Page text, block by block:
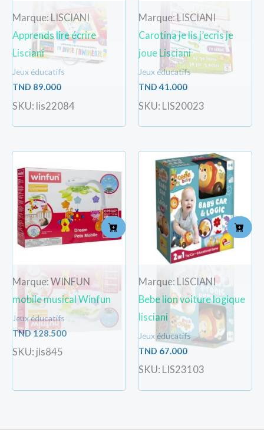
Marque: LISCIANI
Apprends lire écrire
Lisciani
Jeux éducatifs
TND 89.000
SKU: lis22084
Marque: LISCIANI
Carotina je lis j’ecris je
joue Lisciani
Jeux éducatifs
TND 41.000
SKU: LIS20023
Marque: WINFUN
mobile musical Winfun
Jeux éducatifs
TND128.500
SKU: jls845
Marque: LISCIANI
Bebe lion voiture logique
lisciani
Jeux éducatifs
TND 67.000
SKU: LIS23103